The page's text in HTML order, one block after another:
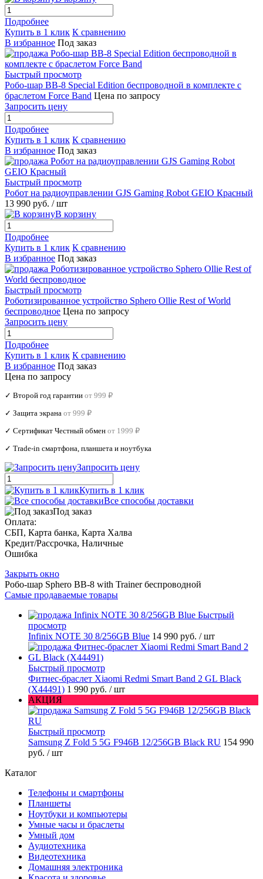
Подробнее
Купить в 1 клик К сравнению
В избранное Под заказ
Быстрый просмотр
Робо-шар BB-8 Special Edition беспроводной в комплекте с
браслетом Force Band Цена по запросу
Запросить цену
Подробнее
Купить в 1 клик К сравнению
В избранное Под заказ
Быстрый просмотр
Робот на радиоуправлении GJS Gaming Robot GEIO Красный
13 990 руб. / шт
В корзину
Подробнее
Купить в 1 клик К сравнению
В избранное Под заказ
Быстрый просмотр
Роботизированное устройство Sphero Ollie Rest of World
беспроводное Цена по запросу
Запросить цену
Подробнее
Купить в 1 клик К сравнению
В избранное Под заказ
Цена по запросу
✓ Второй год гарантии от 999 ₽
✓ Защита экрана от 999 ₽
✓ Сертификат Честный обмен от 1999 ₽
✓ Trade‑in смартфона, планшета и ноутбука
Запросить цену
Купить в 1 клик
Все способы доставки
Под заказ
Оплата:
СБП, Карта банка, Карта Халва
Кредит/Рассрочка, Наличные
Ошибка
Закрыть окно
Робо-шар Sphero BB-8 with Trainer беспроводной
Самые продаваемые товары
Быстрый
просмотр
Infinix NOTE 30 8/256GB Blue 14 990 руб. / шт
Быстрый просмотр
Фитнес-браслет Xiaomi Redmi Smart Band 2 GL Black
(X44491) 1 990 руб. / шт
АКЦИЯ
Быстрый просмотр
Samsung Z Fold 5 5G F946B 12/256GB Black RU 154 990
руб. / шт
Каталог
Телефоны и смартфоны
Планшеты
Ноутбуки и компьютеры
Умные часы и браслеты
Умный дом
Аудиотехника
Видеотехника
Домашняя электроника